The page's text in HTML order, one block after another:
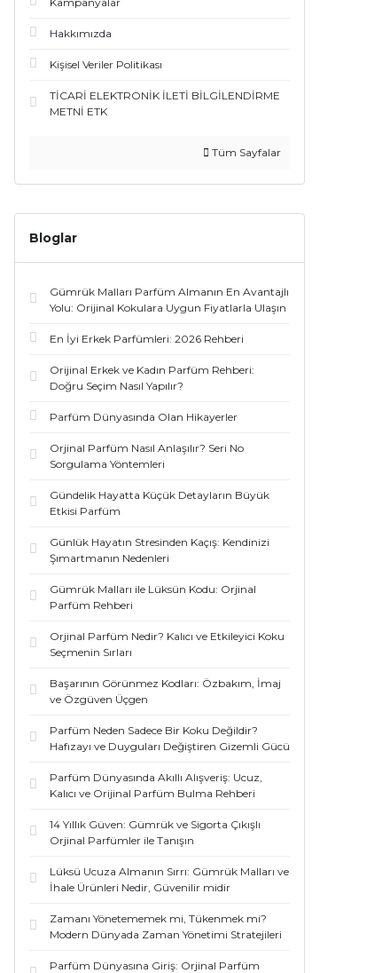
Hakkımızda
Kişisel Veriler Politikası
TİCARİ ELEKTRONİK İLETİ BİLGİLENDİRME
METNİ ETK
Tüm Sayfalar
Bloglar
Gümrük Malları Parfüm Almanın En Avantajlı
Yolu: Orijinal Kokulara Uygun Fiyatlarla Ulaşın
En İyi Erkek Parfümleri: 2026 Rehberi
Orijinal Erkek ve Kadın Parfüm Rehberi:
Doğru Seçim Nasıl Yapılır?
Parfüm Dünyasında Olan Hikayerler
Orjinal Parfüm Nasıl Anlaşılır? Seri No
Sorgulama Yöntemleri
Gündelik Hayatta Küçük Detayların Büyük
Etkisi Parfüm
Günlük Hayatın Stresinden Kaçış: Kendinizi
Şımartmanın Nedenleri
Gümrük Malları ile Lüksün Kodu: Orjinal
Parfüm Rehberi
Orjinal Parfüm Nedir? Kalıcı ve Etkileyici Koku
Seçmenin Sırları
Başarının Görünmez Kodları: Özbakım, İmaj
ve Özgüven Üçgen
Parfüm Neden Sadece Bir Koku Değildir?
Hafızayı ve Duyguları Değiştiren Gizemli Gücü
Parfüm Dünyasında Akıllı Alışveriş: Ucuz,
Kalıcı ve Orijinal Parfüm Bulma Rehberi
14 Yıllık Güven: Gümrük ve Sigorta Çıkışlı
Orjinal Parfümler ile Tanışın
Lüksü Ucuza Almanın Sırrı: Gümrük Malları ve
İhale Ürünleri Nedir, Güvenilir midir
Zamanı Yönetememek mi, Tükenmek mi?
Modern Dünyada Zaman Yönetimi Stratejileri
Parfüm Dünyasına Giriş: Orjinal Parfüm